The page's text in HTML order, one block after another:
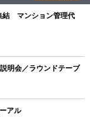
結 マンション管理代
明会／ラウンドテーブ
アル